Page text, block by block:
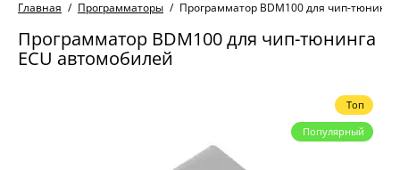
Главная Программаторы Программатор BDM100 для чип-
Программатор BDM100 для чип-тюнинга
ECU автомобилей
Топ
Популярный